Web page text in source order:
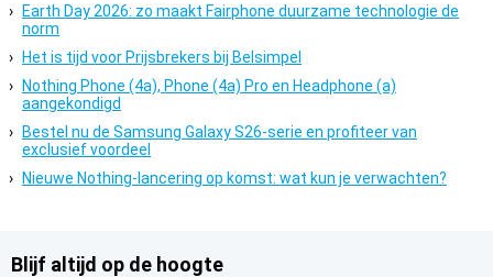
Earth Day 2026: zo maakt Fairphone duurzame technologie de
norm
Het is tijd voor Prijsbrekers bij Belsimpel
Nothing Phone (4a), Phone (4a) Pro en Headphone (a)
aangekondigd
Bestel nu de Samsung Galaxy S26-serie en profiteer van
exclusief voordeel
Nieuwe Nothing-lancering op komst: wat kun je verwachten?
Blijf altijd op de hoogte